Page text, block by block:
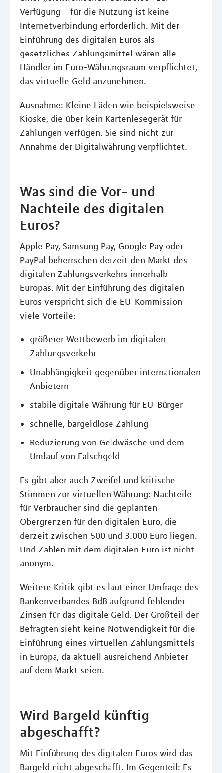
Verfügung – für die Nutzung ist keine
Internetverbindung erforderlich. Mit der
Einführung des digitalen Euros als
gesetzliches Zahlungsmittel wären alle
Händler im Euro-Währungsraum verpflichtet,
das virtuelle Geld anzunehmen.
Ausnahme: Kleine Läden wie beispielsweise
Kioske, die über kein Kartenlesegerät für
Zahlungen verfügen. Sie sind nicht zur
Annahme der Digitalwährung verpflichtet.
Was sind die Vor- und
Nachteile des digitalen
Euros?
Apple Pay, Samsung Pay, Google Pay oder
PayPal beherrschen derzeit den Markt des
digitalen Zahlungsverkehrs innerhalb
Europas. Mit der Einführung des digitalen
Euros verspricht sich die EU-Kommission
viele Vorteile:
größerer Wettbewerb im digitalen
Zahlungsverkehr
Unabhängigkeit gegenüber internationalen
Anbietern
stabile digitale Währung für EU-Bürger
schnelle, bargeldlose Zahlung
Reduzierung von Geldwäsche und dem
Umlauf von Falschgeld
Es gibt aber auch Zweifel und kritische
Stimmen zur virtuellen Währung: Nachteile
für Verbraucher sind die geplanten
Obergrenzen für den digitalen Euro, die
derzeit zwischen 500 und 3.000 Euro liegen.
Und Zahlen mit dem digitalen Euro ist nicht
anonym.
Weitere Kritik gibt es laut einer Umfrage des
Bankenverbandes BdB aufgrund fehlender
Zinsen für das digitale Geld. Der Großteil der
Befragten sieht keine Notwendigkeit für die
Einführung eines virtuellen Zahlungsmittels
in Europa, da aktuell ausreichend Anbieter
auf dem Markt seien.
Wird Bargeld künftig
abgeschafft?
Mit Einführung des digitalen Euros wird das
Bargeld nicht abgeschafft. Im Gegenteil: Es